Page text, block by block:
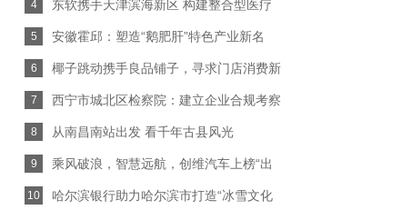
4 东软携手天津滨海新区 构建整合型医疗
5 安徽霍邱：塑造“鹅肥肝”特色产业新名
6 椰子跳动携手良品铺子，寻求门店消费新
7 西宁市城北区检察院：建立企业合规考察
8 从南昌南站出发 看千年古县风光
9 乘风破浪，智慧远航，创维汽车上榜“出
10 哈尔滨银行助力哈尔滨市打造“冰雪文化